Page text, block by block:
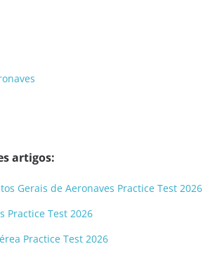
artigos:
Gerais de Aeronaves Practice Test 2026
Practice Test 2026
Practice Test 2026